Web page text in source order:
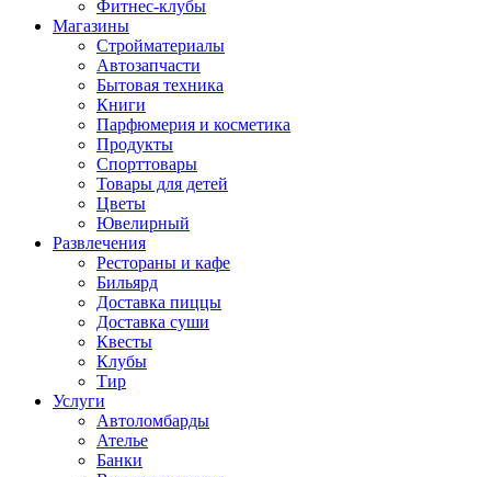
Фитнес-клубы
Магазины
Стройматериалы
Автозапчасти
Бытовая техника
Книги
Парфюмерия и косметика
Продукты
Спорттовары
Товары для детей
Цветы
Ювелирный
Развлечения
Рестораны и кафе
Бильярд
Доставка пиццы
Доставка суши
Квесты
Клубы
Тир
Услуги
Автоломбарды
Ателье
Банки